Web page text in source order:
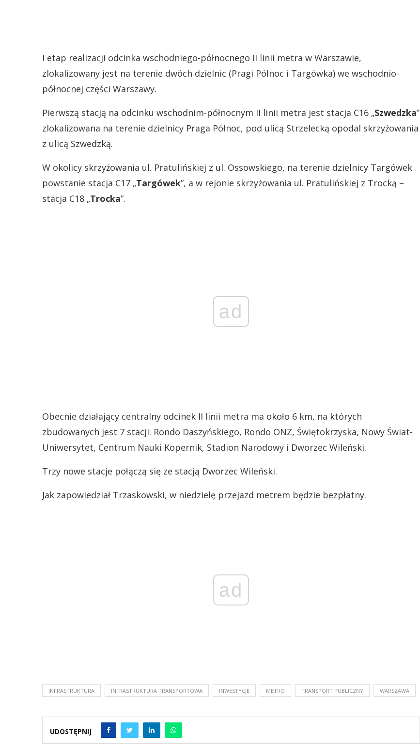
I etap realizacji odcinka wschodniego-północnego II linii metra w Warszawie,
zlokalizowany jest na terenie dwóch dzielnic (Pragi Północ i Targówka) we wschodnio-
północnej części Warszawy.
Pierwszą stacją na odcinku wschodnim-północnym II linii metra jest stacja C16 „Szwedzka”
zlokalizowana na terenie dzielnicy Praga Północ, pod ulicą Strzelecką opodal skrzyżowania
z ulicą Szwedzką.
W okolicy skrzyżowania ul. Pratulińskiej z ul. Ossowskiego, na terenie dzielnicy Targówek
powstanie stacja C17 „Targówek”, a w rejonie skrzyżowania ul. Pratulińskiej z Trocką –
stacja C18 „Trocka”.
ad
Obecnie działający centralny odcinek II linii metra ma około 6 km, na których
zbudowanych jest 7 stacji: Rondo Daszyńskiego, Rondo ONZ, Świętokrzyska, Nowy Świat-
Uniwersytet, Centrum Nauki Kopernik, Stadion Narodowy i Dworzec Wileński.
Trzy nowe stacje połączą się ze stacją Dworzec Wileński.
Jak zapowiedział Trzaskowski, w niedzielę przejazd metrem będzie bezpłatny.
ad
INFRASTRUKTURA INFRASTRUKTURA TRANSPORTOWA INWESTYCJE METRO TRANSPORT PUBLICZNY WARSZAWA
UDOSTĘPNIJ